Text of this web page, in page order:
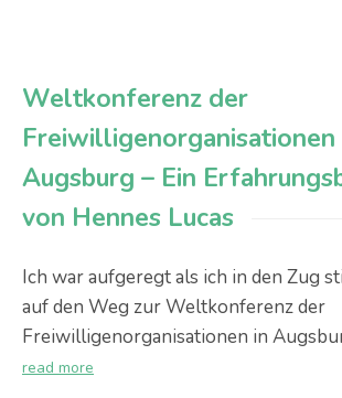
Weltkonferenz der
Freiwilligenorganisationen
Augsburg – Ein
von Hennes Lucas
Ich war aufgeregt als ich in den Zug
auf den Weg zur Weltkonferenz der
Freiwilligenorganisationen in
read more